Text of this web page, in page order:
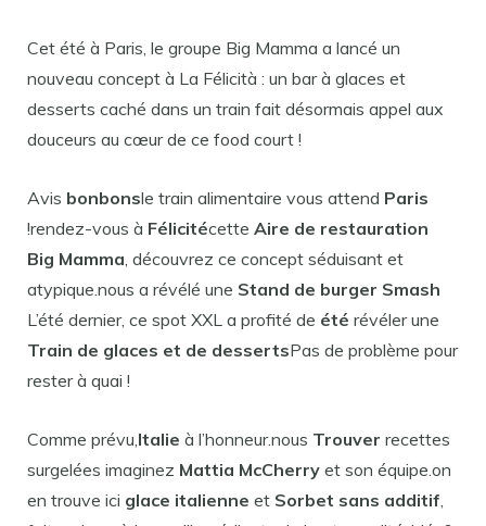
Cet été à Paris, le groupe Big Mamma a lancé un
nouveau concept à La Félicità : un bar à glaces et
desserts caché dans un train fait désormais appel aux
douceurs au cœur de ce food court !
Avis bonbonsle train alimentaire vous attend Paris
!rendez-vous à Félicitécette Aire de restauration
Big Mamma, découvrez ce concept séduisant et
atypique.nous a révélé une Stand de burger Smash
L’été dernier, ce spot XXL a profité de été révéler une
Train de glaces et de dessertsPas de problème pour
rester à quai !
Comme prévu,Italie à l’honneur.nous Trouver recettes
surgelées imaginez Mattia McCherry et son équipe.on
en trouve ici glace italienne et Sorbet sans additif,